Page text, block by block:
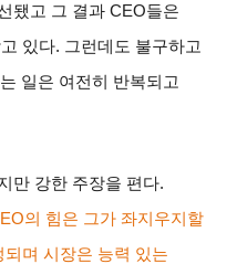
됐고 그 결과 CEO들은
있다. 그런데도 불구하고
일은 여전히 반복되고
만 강한 주장을 편다.
의 힘은 그가 좌지우지할
며 시장은 능력 있는